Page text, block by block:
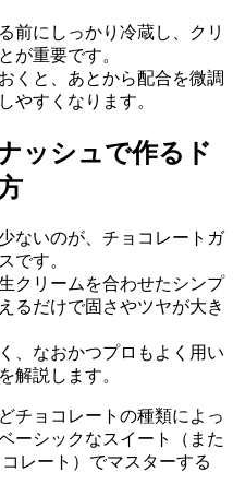
前にしっかり冷蔵し、クリ
が重要です。
くと、あとから配合を微調
やすくなります。
ッシュで作るド
ないのが、チョコレートガ
です。
クリームを合わせたシンプ
るだけで固さやツヤが大き
、なおかつプロもよく用い
解説します。
チョコレートの種類によっ
ーシックなスイート（また
レート）でマスターする